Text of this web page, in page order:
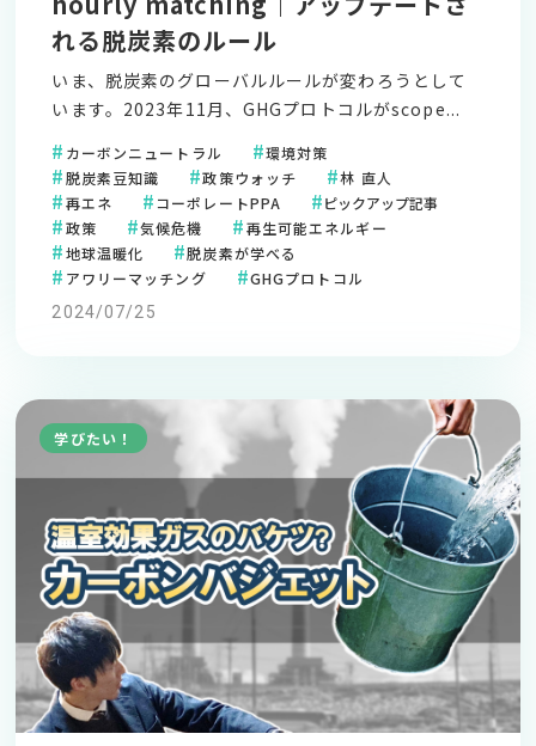
れる脱炭素のルール
いま、脱炭素のグローバルルールが変わろうとして
います。2023年11月、GHGプロトコルがscope...
カーボンニュートラル
環境対策
脱炭素豆知識
政策ウォッチ
林 直人
再エネ
コーポレートPPA
ピックアップ記事
政策
気候危機
再生可能エネルギー
地球温暖化
脱炭素が学べる
アワリーマッチング
GHGプロトコル
2024/07/25
学びたい！